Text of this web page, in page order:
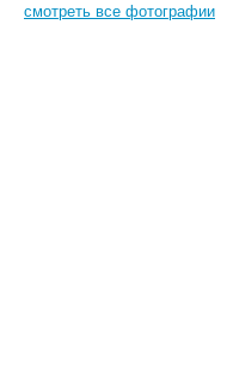
смотреть все фотографии